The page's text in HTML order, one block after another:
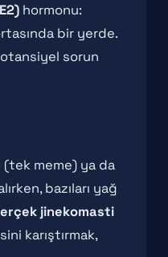
hormonu:
bir yerde.
sorun
meme) ya da
bazıları yağ
jinekomasti
karıştırmak,